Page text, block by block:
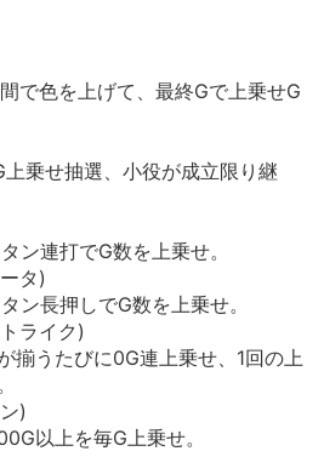
で色を上げて、最終Gで上乗せG
乗せ抽選、小役が成立限り継
ン連打でG数を上乗せ。
タ)
ン長押しでG数を上乗せ。
ライク)
揃うたびに0G連上乗せ、1回の上
)
以上を毎G上乗せ。